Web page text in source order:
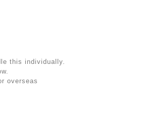
this individually.
overseas